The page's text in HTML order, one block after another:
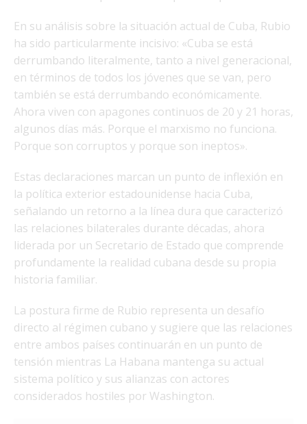
En su análisis sobre la situación actual de Cuba, Rubio
ha sido particularmente incisivo: «Cuba se está
derrumbando literalmente, tanto a nivel generacional,
en términos de todos los jóvenes que se van, pero
también se está derrumbando económicamente.
Ahora viven con apagones continuos de 20 y 21 horas,
algunos días más. Porque el marxismo no funciona.
Porque son corruptos y porque son ineptos».
Estas declaraciones marcan un punto de inflexión en
la política exterior estadounidense hacia Cuba,
señalando un retorno a la línea dura que caracterizó
las relaciones bilaterales durante décadas, ahora
liderada por un Secretario de Estado que comprende
profundamente la realidad cubana desde su propia
historia familiar.
La postura firme de Rubio representa un desafío
directo al régimen cubano y sugiere que las relaciones
entre ambos países continuarán en un punto de
tensión mientras La Habana mantenga su actual
sistema político y sus alianzas con actores
considerados hostiles por Washington.